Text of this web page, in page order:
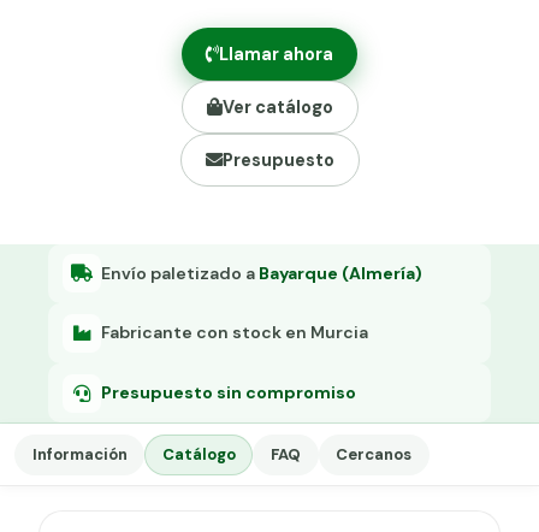
Alambre liso galvanizado
Malla ocultación 70 g/m² verde
Abrazadera PVC malla H.
Grapa malla H.
Llamar ahora
Ver catálogo
Presupuesto
Envío paletizado a Bayarque (Almería)
Fabricante con stock en Murcia
Presupuesto sin compromiso
Información Catálogo FAQ Cercanos